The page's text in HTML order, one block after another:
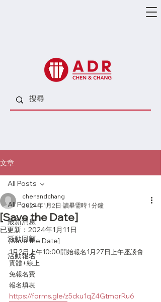
文章
All Posts
最新消息
活動回顧
活動報名
All Posts
[Save the Date]
chenandchang
2024年1月2日 讀畢需時 1 分鐘
已更新： 2024年1月11日
[Save the Date]
1月2日上午10:00開始報名1月27日上午座談會
實體+線上
免報名費
報名填表
https://forms.gle/z5cku1qZ4GtmqrRu6